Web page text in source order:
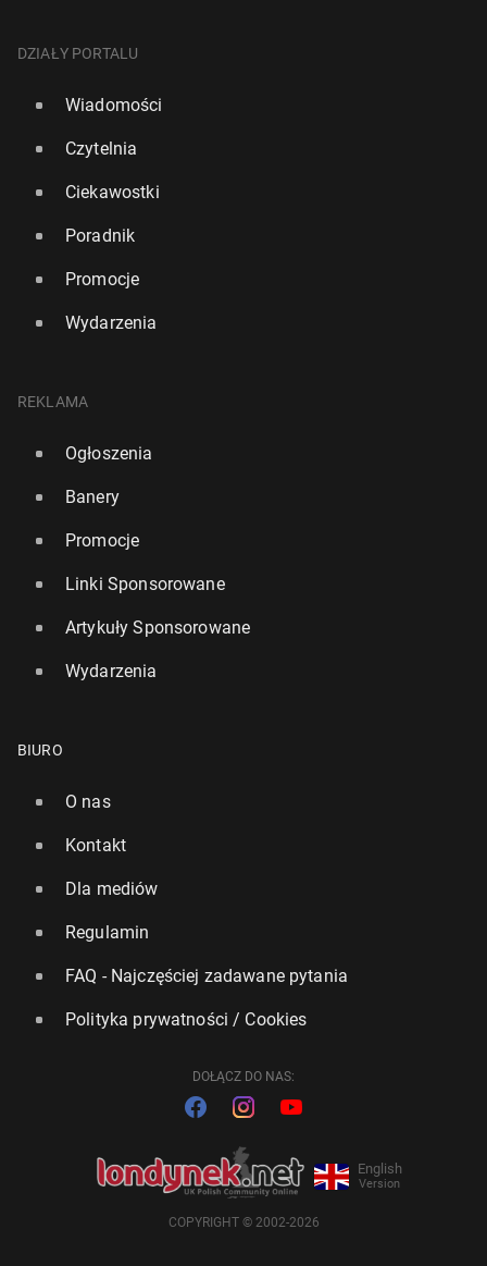
DZIAŁY PORTALU
Wiadomości
Czytelnia
Ciekawostki
Poradnik
Promocje
Wydarzenia
REKLAMA
Ogłoszenia
Banery
Promocje
Linki Sponsorowane
Artykuły Sponsorowane
Wydarzenia
BIURO
O nas
Kontakt
Dla mediów
Regulamin
FAQ - Najczęściej zadawane pytania
Polityka prywatności / Cookies
DOŁĄCZ DO NAS:
English
Version
COPYRIGHT © 2002-2026